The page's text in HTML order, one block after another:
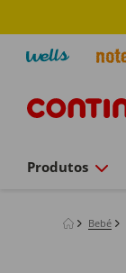
Produtos
Bebé